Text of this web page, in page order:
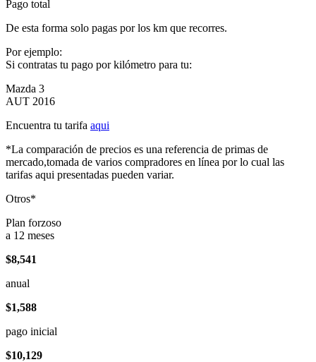
Pago total
De esta forma solo pagas por los km que recorres.
Por ejemplo:
Si contratas tu pago por kilómetro para tu:
Mazda 3
AUT 2016
Encuentra tu tarifa aqui
*La comparación de precios es una referencia de primas de
mercado,tomada de varios compradores en línea por lo cual las
tarifas aqui presentadas pueden variar.
Otros*
Plan forzoso
a 12 meses
$8,541
anual
$1,588
pago inicial
$10,129